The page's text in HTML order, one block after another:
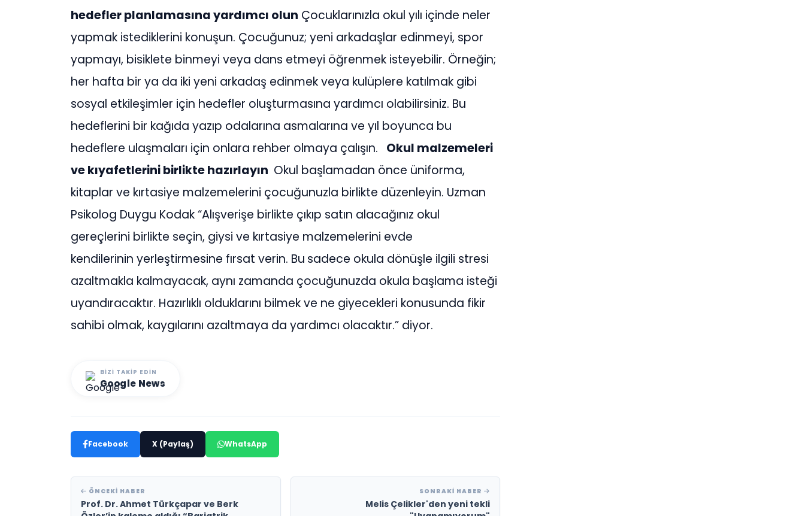
hedefler planlamasına yardımcı olun Çocuklarınızla okul yılı içinde neler
yapmak istediklerini konuşun. Çocuğunuz; yeni arkadaşlar edinmeyi, spor
yapmayı, bisiklete binmeyi veya dans etmeyi öğrenmek isteyebilir. Örneğin;
her hafta bir ya da iki yeni arkadaş edinmek veya kulüplere katılmak gibi
sosyal etkileşimler için hedefler oluşturmasına yardımcı olabilirsiniz. Bu
hedeflerini bir kağıda yazıp odalarına asmalarına ve yıl boyunca bu
hedeflere ulaşmaları için onlara rehber olmaya çalışın. Okul malzemeleri
ve kıyafetlerini birlikte hazırlayın Okul başlamadan önce üniforma,
kitaplar ve kırtasiye malzemelerini çocuğunuzla birlikte düzenleyin. Uzman
Psikolog Duygu Kodak “Alışverişe birlikte çıkıp satın alacağınız okul
gereçlerini birlikte seçin, giysi ve kırtasiye malzemelerini evde
kendilerinin yerleştirmesine fırsat verin. Bu sadece okula dönüşle ilgili stresi
azaltmakla kalmayacak, aynı zamanda çocuğunuzda okula başlama isteği
uyandıracaktır. Hazırlıklı olduklarını bilmek ve ne giyecekleri konusunda fikir
sahibi olmak, kaygılarını azaltmaya da yardımcı olacaktır.” diyor.
BIZI TAKIP EDIN
Google News
Facebook X (Paylaş) WhatsApp
ÖNCEKI HABER
Prof. Dr. Ahmet Türkçapar ve Berk
SONRAKI HABER
Melis Çelikler'den yeni tekli